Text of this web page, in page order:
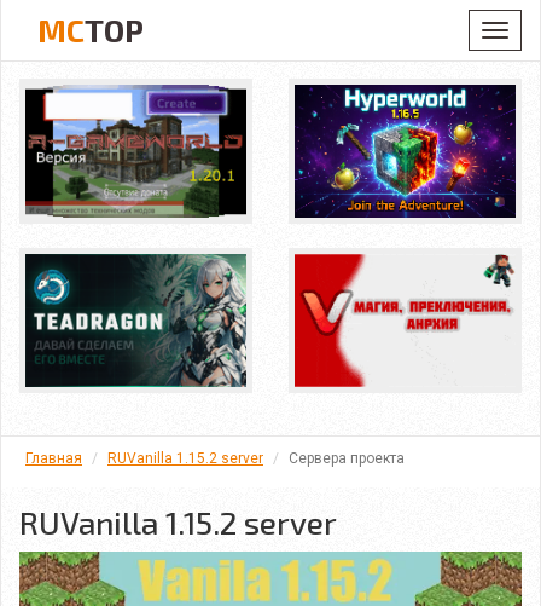
MCTOP
Главная RUVanilla 1.15.2 server Сервера проекта
RUVanilla 1.15.2 server